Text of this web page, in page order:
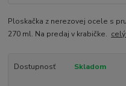
Ploskačka z nerezovej ocele s
270 ml. Na predaj v krabičke.
Dostupnosť Skladom